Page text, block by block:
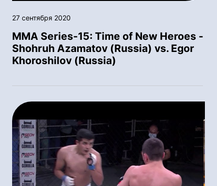
27 сентября 2020
MMA Series-15: Time of New Heroes -
Shohruh Azamatov (Russia) vs. Egor
Khoroshilov (Russia)